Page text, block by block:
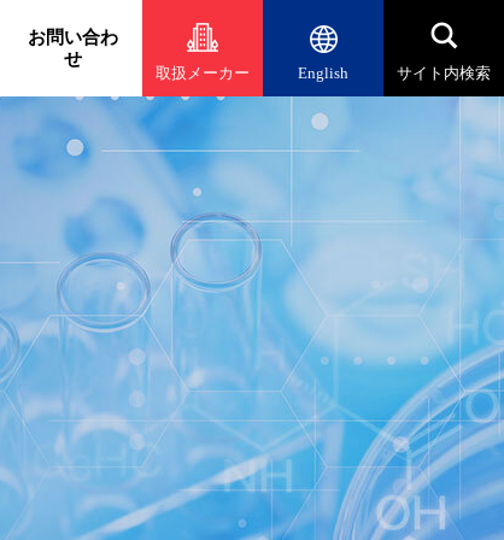
お問い合わ
せ
取扱メーカー English サイト内検索